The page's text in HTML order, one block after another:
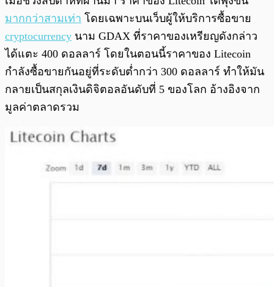
มากกว่าสามเท่า โดยเฉพาะบนเว็บผู้ให้บริการซื้อขาย
cryptocurrency นาม GDAX ที่ราคาของเหรียญดังกล่าว
ได้แตะ 400 ดอลลาร์ โดยในตอนนี้ราคาของ Litecoin
กำลังซื้อขายกันอยู่ที่ระดับต่ำกว่า 300 ดอลลาร์ ทำให้มัน
กลายเป็นสกุลเงินดิจิตอลอันดับที่ 5 ของโลก อ้างอิงจาก
มูลค่าตลาดรวม